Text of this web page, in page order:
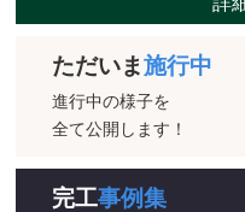
ただいま施行中
進行中の様子を
全て公開します！
完工事例集